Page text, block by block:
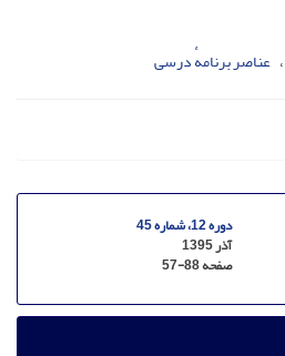
عناصر برنامهٔ درسی
دوره 12، شماره 45
آذر 1395
صفحه57-88